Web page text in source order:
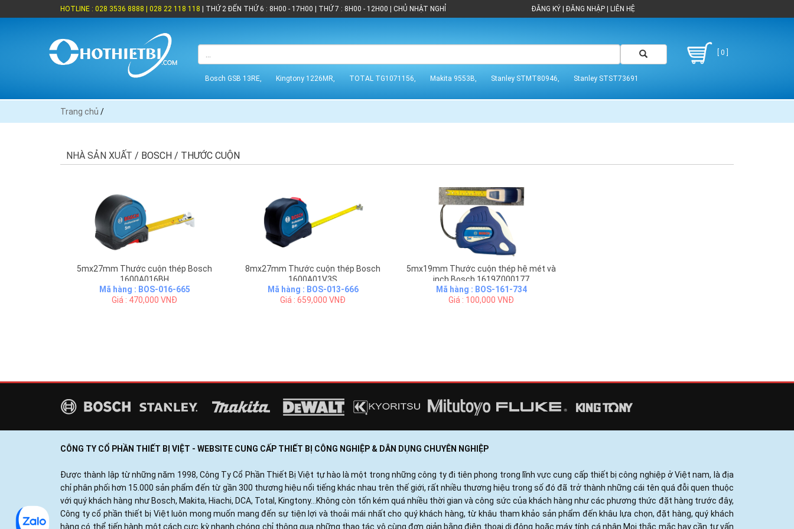
HOTLINE : 028 3536 8888 | 028 22 118 118 | THỨ 2 ĐẾN THỨ 6 : 8H00 - 17H00 | THỨ 7 : 8H00 - 12H00 | CHỦ NHẬT NGHỈ ĐĂNG KÝ ĐĂNG NHẬP LIÊN HỆ
Bosch GSB 13RE, Kingtony 1226MR, TOTAL TG1071156, Makita 9553B, Stanley STMT80946, Stanley STST73691
[ 0 ]
Trang chủ /
NHÀ SẢN XUẤT / BOSCH / THƯỚC CUỘN
5mx27mm Thước cuộn thép Bosch
1600A016BH
Mã hàng : BOS-016-665
Giá : 470,000 VNĐ
8mx27mm Thước cuộn thép Bosch
1600A01V3S
Mã hàng : BOS-013-666
Giá : 659,000 VNĐ
5mx19mm Thước cuộn thép hệ mét và
inch Bosch 1619Z000177
Mã hàng : BOS-161-734
Giá : 100,000 VNĐ
CÔNG TY CỔ PHẦN THIẾT BỊ VIỆT - WEBSITE CUNG CẤP THIẾT BỊ CÔNG NGHIỆP & DÂN DỤNG CHUYÊN NGHIỆP
Được thành lập từ những năm 1998, Công Ty Cổ Phần Thiết Bị Việt tự hào là một trong những công ty đi tiên phong trong lĩnh vực cung cấp thiết bị công nghiệp ở Việt nam, là địa
chỉ phân phối hơn 15.000 sản phẩm đến từ gần 300 thương hiệu nổi tiếng khác nhau trên thế giới, rất nhiều thương hiệu trong số đó đã trở thành những cái tên quá đỗi quen thuộc
với quý khách hàng như Bosch, Makita, Hiachi, DCA, Total, Kingtony...Không còn tốn kém quá nhiều thời gian và công sức của khách hàng như các phương thức đặt hàng trước đây,
Công ty cổ phần thiết bị Việt luôn mong muốn mang đến sự tiện lợi và thoải mái nhất cho quý khách hàng, từ khâu tham khảo sản phẩm đến khâu lựa chọn, đặt hàng, quý khách
hàng có thể tiến hành một cách cực kỳ nhanh chóng chỉ thông qua những thao tác vô cùng đơn giản bằng điện thoại di động hoặc máy tính cá nhân.Mọi thắc mắc hay cần tư vấn